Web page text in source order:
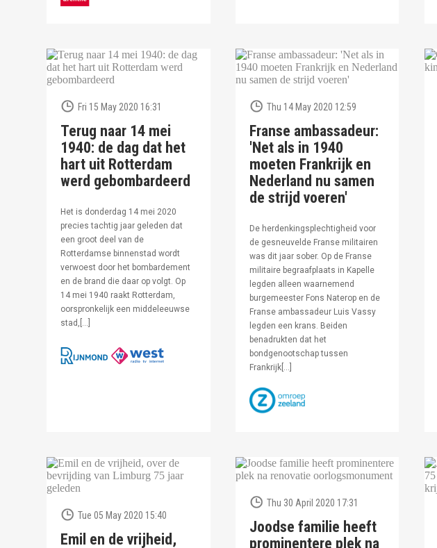
Fri 15 May 2020 16:31
Terug naar 14 mei
1940: de dag dat het
hart uit Rotterdam
werd gebombardeerd
Het is donderdag 14 mei 2020
precies tachtig jaar geleden dat
een groot deel van de
Rotterdamse binnenstad wordt
verwoest door het bombardement
en de brand die daar op volgt. Op
14 mei 1940 raakt Rotterdam,
oorspronkelijk een middeleeuwse
stad,[…]
Thu 14 May 2020 12:59
Franse ambassadeur:
'Net als in 1940
moeten Frankrijk en
Nederland nu samen
de strijd voeren'
De herdenkingsplechtigheid voor
de gesneuvelde Franse militairen
was dit jaar sober. Op de Franse
militaire begraafplaats in Kapelle
legden alleen waarnemend
burgemeester Fons Naterop en de
Franse ambassadeur Luis Vassy
legden een krans. Beiden
benadrukten dat het
bondgenootschap tussen
Frankrijk[…]
Tue 05 May 2020 15:40
Emil en de vrijheid,
Thu 30 April 2020 17:31
Joodse familie heeft
prominentere plek na